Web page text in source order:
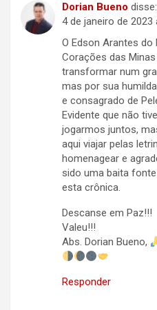
Dorian Bueno disse:
4 de janeiro de 2023
O Edson Arantes do
Corações das
transformar num
mas por sua
e consagrado de
Evidente que não
jogarmos juntos,
aqui viajar pelas
homenagear e
sido uma baita
esta crônica.
Descanse em Paz!!!
Valeu!!!
Abs. Dorian Bueno,
Responder